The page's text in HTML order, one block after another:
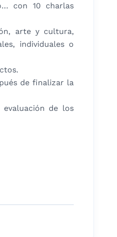
con 10 charlas
arte y cultura,
individuales o
de finalizar la
de los